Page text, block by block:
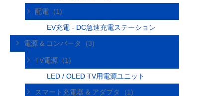
配電
(1)
EV充電 - DC急速充電ステーション
電源 & コンバータ
(3)
TV電源
(1)
LED / OLED TV用電源ユニット
スマート充電器 & アダプタ
(1)